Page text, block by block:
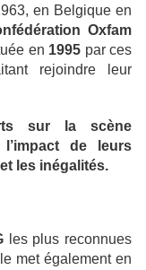
en Belgique en
Oxfam
en 1995 par ces
rejoindre leur
sur la scène
de leurs
les inégalités.
les plus reconnues
met également en